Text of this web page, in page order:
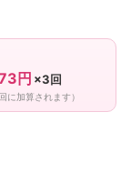
円 ×3回
に加算されます）